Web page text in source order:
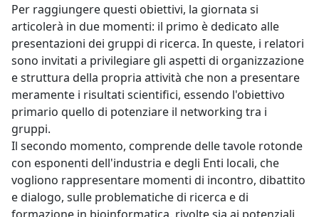
Per raggiungere questi obiettivi, la giornata si
articolerà in due momenti: il primo è dedicato alle
presentazioni dei gruppi di ricerca. In queste, i relatori
sono invitati a privilegiare gli aspetti di organizzazione
e struttura della propria attività che non a presentare
meramente i risultati scientifici, essendo l'obiettivo
primario quello di potenziare il networking tra i
gruppi.
Il secondo momento, comprende delle tavole rotonde
con esponenti dell'industria e degli Enti locali, che
vogliono rappresentare momenti di incontro, dibattito
e dialogo, sulle problematiche di ricerca e di